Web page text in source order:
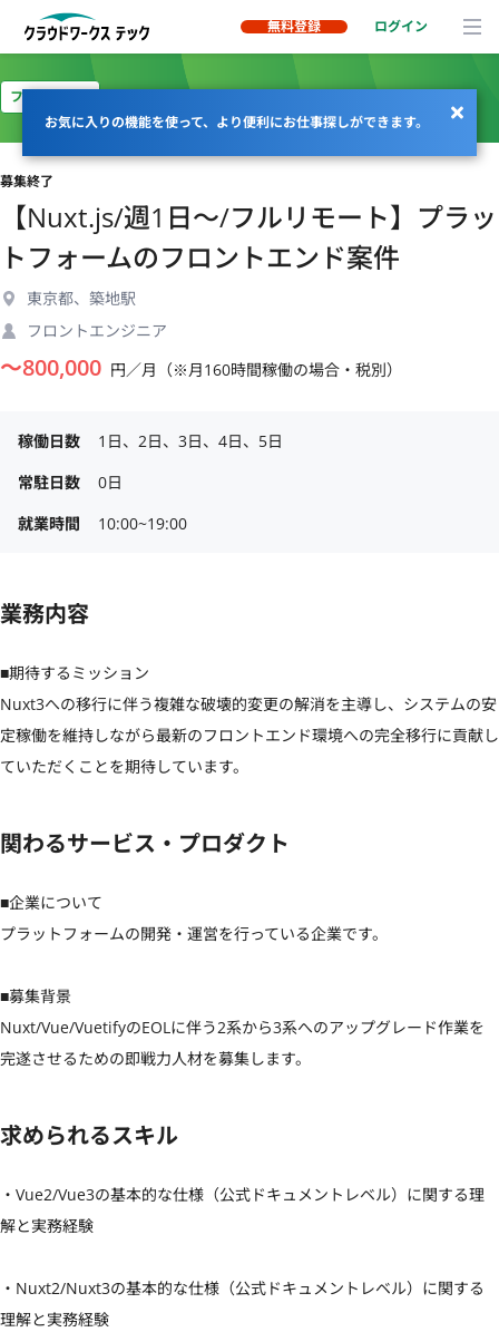
無料登録 ログイン
お気に入りの機能を使って、より便利にお仕事探しができます。
フルリモート
募集終了
【Nuxt.js/週1日〜/フルリモート】プラッ
トフォームのフロントエンド案件
東京都、築地駅
フロントエンジニア
〜800,000 円／月（※月160時間稼働の場合・税別）
稼働日数
1日、2日、3日、4日、5日
常駐日数
0日
就業時間
10:00~19:00
業務内容
■期待するミッション
Nuxt3への移行に伴う複雑な破壊的変更の解消を主導し、システムの安
定稼働を維持しながら最新のフロントエンド環境への完全移行に貢献し
ていただくことを期待しています。
関わるサービス・プロダクト
■企業について
プラットフォームの開発・運営を行っている企業です。
■募集背景
Nuxt/Vue/VuetifyのEOLに伴う2系から3系へのアップグレード作業を
完遂させるための即戦力人材を募集します。
求められるスキル
・Vue2/Vue3の基本的な仕様（公式ドキュメントレベル）に関する理
解と実務経験
・Nuxt2/Nuxt3の基本的な仕様（公式ドキュメントレベル）に関する
理解と実務経験